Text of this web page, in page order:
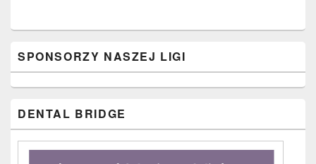
SPONSORZY NASZEJ LIGI
DENTAL BRIDGE